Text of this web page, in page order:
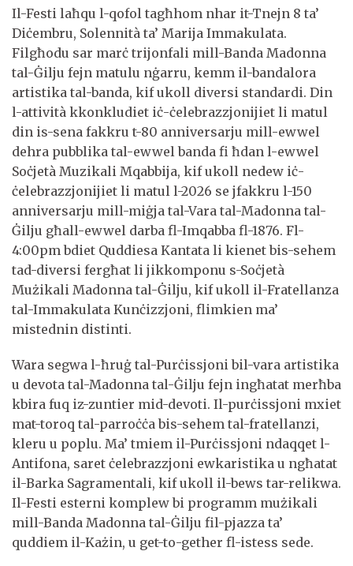
Il-Festi laħqu l-qofol tagħhom nhar it-Tnejn 8 ta’
Diċembru, Solennità ta’ Marija Immakulata.
Filgħodu sar marċ trijonfali mill-Banda Madonna
tal-Ġilju fejn matulu nġarru, kemm il-bandalora
artistika tal-banda, kif ukoll diversi standardi. Din
l-attività kkonkludiet iċ-ċelebrazzjonijiet li matul
din is-sena fakkru t-80 anniversarju mill-ewwel
dehra pubblika tal-ewwel banda fi ħdan l-ewwel
Soċjetà Muzikali Mqabbija, kif ukoll nedew iċ-
ċelebrazzjonijiet li matul l-2026 se jfakkru l-150
anniversarju mill-miġja tal-Vara tal-Madonna tal-
Ġilju għall-ewwel darba fl-Imqabba fl-1876. Fl-
4:00pm bdiet Quddiesa Kantata li kienet bis-sehem
tad-diversi fergħat li jikkomponu s-Soċjetà
Mużikali Madonna tal-Ġilju, kif ukoll il-Fratellanza
tal-Immakulata Kunċizzjoni, flimkien ma’
mistednin distinti.
Wara segwa l-ħruġ tal-Purċissjoni bil-vara artistika
u devota tal-Madonna tal-Ġilju fejn ingħatat merħba
kbira fuq iz-zuntier mid-devoti. Il-purċissjoni mxiet
mat-toroq tal-parroċċa bis-sehem tal-fratellanzi,
kleru u poplu. Ma’ tmiem il-Purċissjoni ndaqqet l-
Antifona, saret ċelebrazzjoni ewkaristika u ngħatat
il-Barka Sagramentali, kif ukoll il-bews tar-relikwa.
Il-Festi esterni komplew bi programm mużikali
mill-Banda Madonna tal-Ġilju fil-pjazza ta’
quddiem il-Każin, u get-to-gether fl-istess sede.